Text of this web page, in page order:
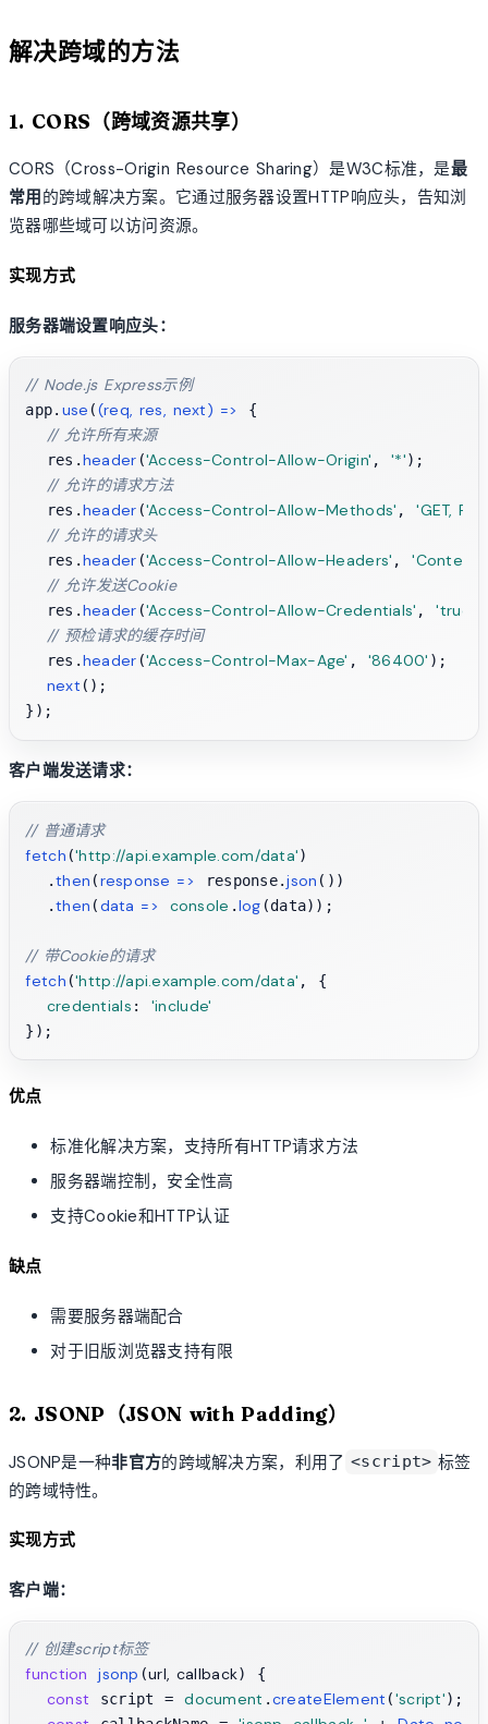
解决跨域的方法
1. CORS（跨域资源共享）
CORS（Cross-Origin Resource Sharing）是W3C标准，是最
常用 的跨域解决方案。它通过服务器设置HTTP响应头，告知浏
览器哪些域可以访问资源。
实现方式
服务器端设置响应头：
// Node.js Express示例
app. use ((req, res, next) => {
// 允许所有来源
  res.
header ('Access-Control-Allow-Origin' , '*');
// 允许的请求方法
  res.
header ('Access-Control-Allow-Methods' , 'GET,
// 允许的请求头
  res.
header ('Access-Control-Allow-Headers' , 'Content-
// 允许发送Cookie
  res.
header ('Access-Control-Allow-Credentials' , 'true'
// 预检请求的缓存时间
  res.
header ('Access-Control-Max-Age' , '86400' );
next ();
客户端发送请求：
// 普通请求
fetch ('http://api.example.com/data')
  .
then (response => response.json ())
  .
then (data => console .log (data));
// 带Cookie的请求
fetch ('http://api.example.com/data' , {
credentials : 'include'
优点
标准化解决方案，支持所有HTTP请求方法
服务器端控制，安全性高
支持Cookie和HTTP认证
缺点
需要服务器端配合
对于旧版浏览器支持有限
2. JSONP（JSON with Padding）
JSONP是一种非官方的跨域解决方案，利用了 <script> 标签
的跨域特性。
实现方式
客户端：
// 创建script标签
function
jsonp (url, callback) {
const script = document .createElement ('script');